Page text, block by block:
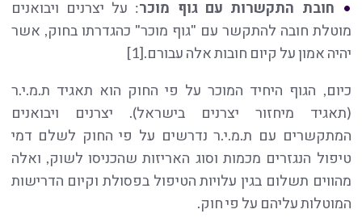
חובת התקשרות עם גוף מוכר: על יצרנים ויבואנים
מוטלת חובה להתקשר עם "גוף מוכר" כהגדרתו בחוק, אשר
יהיה אמון על קיום חובות אלה עבורם.[1]
כיום, הגוף היחיד המוכר על פי החוק הוא תאגיד ת.מ.י.ר
(תאגיד מיחזור יצרנים בישראל). יצרנים ויבואנים
המתקשרים עם ת.מ.י.ר נדרשים על פי החוק לשלם דמי
טיפול הנגזרים מכמות וסוג האריזות שהכניסו לשוק, ואלה
מהווים תשלום בגין עלויות הטיפול בפסולת וקיום הדרישות
המוטלות עליהם על פי חוק.